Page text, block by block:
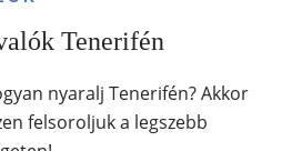
Tenerifén
nyaralj Tenerifén? Akkor
felsoroljuk a legszebb